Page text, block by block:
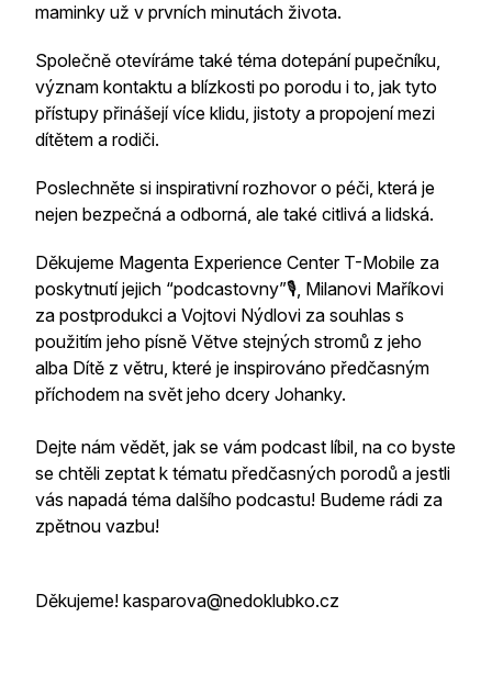
maminky už v prvních minutách života.
Společně otevíráme také téma dotepání pupečníku,
význam kontaktu a blízkosti po porodu i to, jak tyto
přístupy přinášejí více klidu, jistoty a propojení mezi
dítětem a rodiči.
Poslechněte si inspirativní rozhovor o péči, která je
nejen bezpečná a odborná, ale také citlivá a lidská.
Děkujeme Magenta Experience Center T-Mobile za
poskytnutí jejich “podcastovny”🎙️, Milanovi Maříkovi
za postprodukci a Vojtovi Nýdlovi za souhlas s
použitím jeho písně Větve stejných stromů z jeho
alba Dítě z větru, které je inspirováno předčasným
příchodem na svět jeho dcery Johanky.
Dejte nám vědět, jak se vám podcast líbil, na co byste
se chtěli zeptat k tématu předčasných porodů a jestli
vás napadá téma dalšího podcastu! Budeme rádi za
zpětnou vazbu!
Děkujeme! kasparova@nedoklubko.cz